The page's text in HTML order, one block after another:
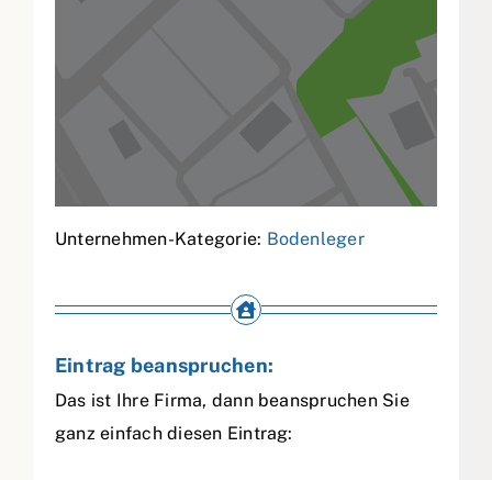
Unternehmen-Kategorie: Bodenleger
Eintrag beanspruchen:
Das ist Ihre Firma, dann beanspruchen Sie
ganz einfach diesen Eintrag: